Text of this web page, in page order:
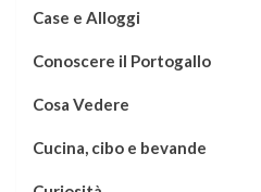
Case e Alloggi
Conoscere il Portogallo
Cosa Vedere
Cucina, cibo e bevande